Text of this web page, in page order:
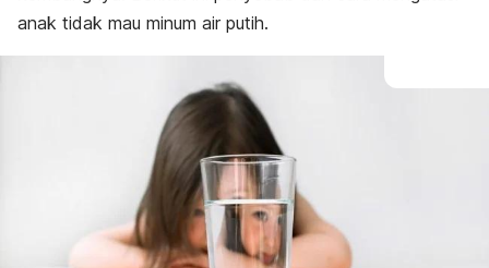
anak tidak mau minum air putih.